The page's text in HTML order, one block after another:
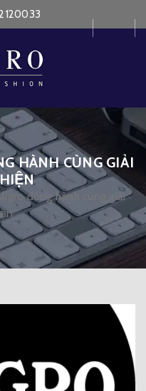
HÀNH CÙNG GIẢI
đồng hành cùng giải